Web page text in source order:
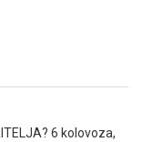
6 kolovoza,